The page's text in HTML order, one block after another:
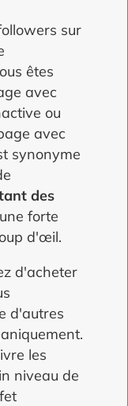
sur
êtes
avec
ou
avec
synonyme
des
forte
d'œil.
d'acheter
d'autres
les
niveau de